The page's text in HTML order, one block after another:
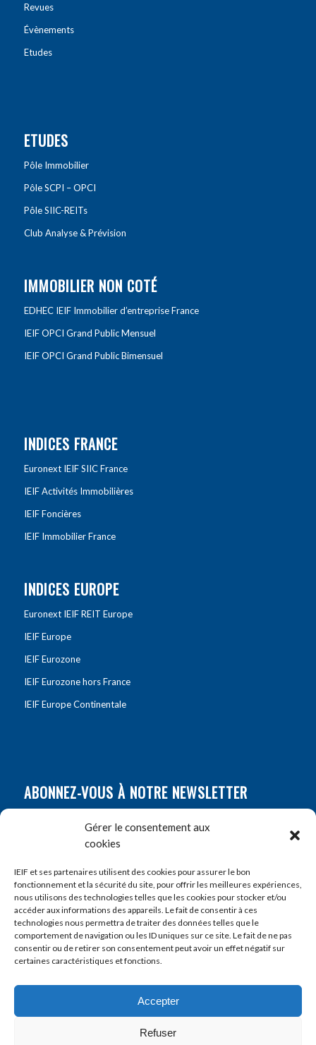
Gérer le consentement aux
cookies
IEIF et ses partenaires utilisent des cookies pour assurer le bon
fonctionnement et la sécurité du site, pour offrir les meilleures expériences,
nous utilisons des technologies telles que les cookies pour stocker et/ou
accéder aux informations des appareils. Le fait de consentir à ces
technologies nous permettra de traiter des données telles que le
comportement de navigation ou les ID uniques sur ce site. Le fait de ne pas
consentir ou de retirer son consentement peut avoir un effet négatif sur
certaines caractéristiques et fonctions.
Accepter
Refuser
Revues
Évènements
Etudes
ETUDES
Pôle Immobilier
Pôle SCPI – OPCI
Pôle SIIC-REITs
Club Analyse & Prévision
IMMOBILIER NON COTÉ
EDHEC IEIF Immobilier d’entreprise France
IEIF OPCI Grand Public Mensuel
IEIF OPCI Grand Public Bimensuel
INDICES FRANCE
Euronext IEIF SIIC France
IEIF Activités Immobilières
IEIF Foncières
IEIF Immobilier France
INDICES EUROPE
Euronext IEIF REIT Europe
IEIF Europe
IEIF Eurozone
IEIF Eurozone hors France
IEIF Europe Continentale
ABONNEZ-VOUS À NOTRE NEWSLETTER
Prénom*
E-mail*